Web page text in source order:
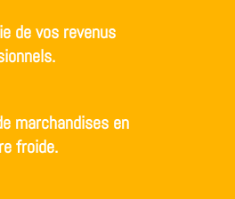
de vos revenus
marchandises en
froide.